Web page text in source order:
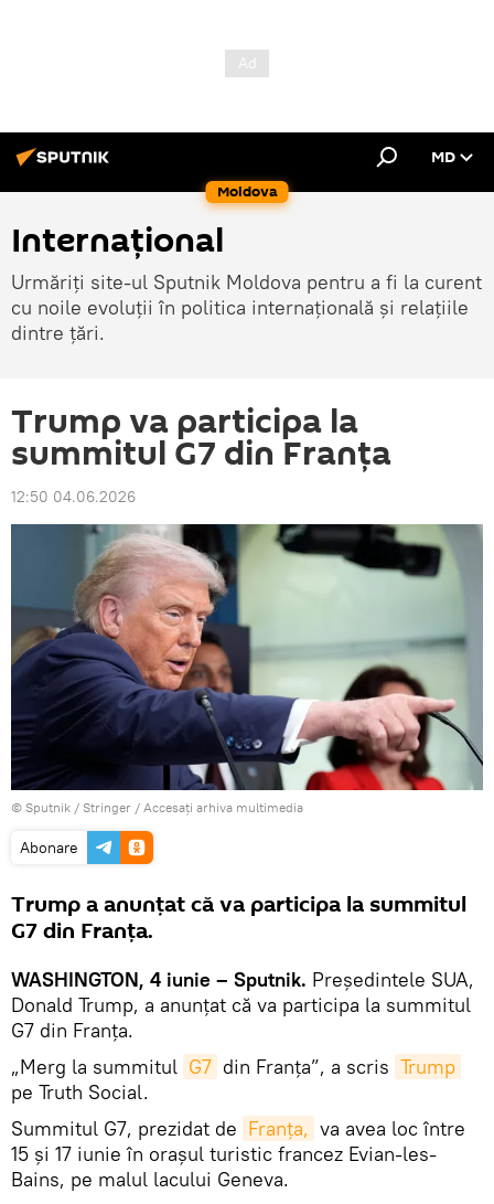
Moldova
MD
Internațional
Urmăriți site-ul Sputnik Moldova pentru a fi la curent
cu noile evoluții în politica internațională și relațiile
dintre țări.
Trump va participa la
summitul G7 din Franța
12:50 04.06.2026
© Sputnik / Stringer / Accesați arhiva multimedia
Abonare
Trump a anunțat că va participa la summitul
G7 din Franța.
WASHINGTON, 4 iunie – Sputnik. Președintele SUA,
Donald Trump, a anunțat că va participa la summitul
G7 din Franța.
„Merg la summitul G7 din Franța”, a scris Trump
pe Truth Social.
Summitul G7, prezidat de Franța, va avea loc între
15 și 17 iunie în orașul turistic francez Evian-les-
Bains, pe malul lacului Geneva.